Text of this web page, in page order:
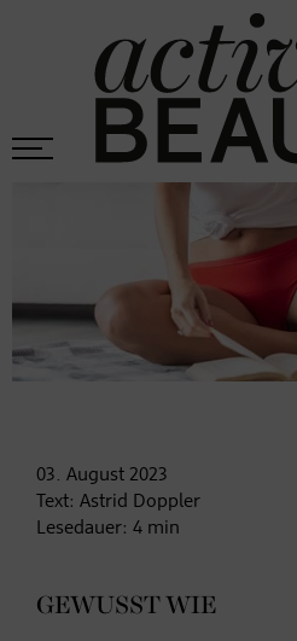
03. August 2023
Text: Astrid Doppler
Lesedauer: 4 min
GEWUSST WIE